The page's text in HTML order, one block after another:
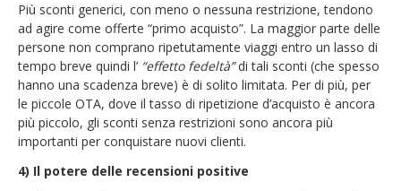
Più sconti generici, con meno o nessuna restrizione, tendono
ad agire come offerte “primo acquisto”. La maggior parte delle
persone non comprano ripetutamente viaggi entro un lasso di
tempo breve quindi l’ “effetto fedeltà”di tali sconti (che spesso
hanno una scadenza breve) è di solito limitata. Per di più, per
le piccole OTA, dove il tasso di ripetizione d’acquisto è ancora
più piccolo, gli sconti senza restrizioni sono ancora più
importanti per conquistare nuovi clienti.
4) Il potere delle recensioni positive